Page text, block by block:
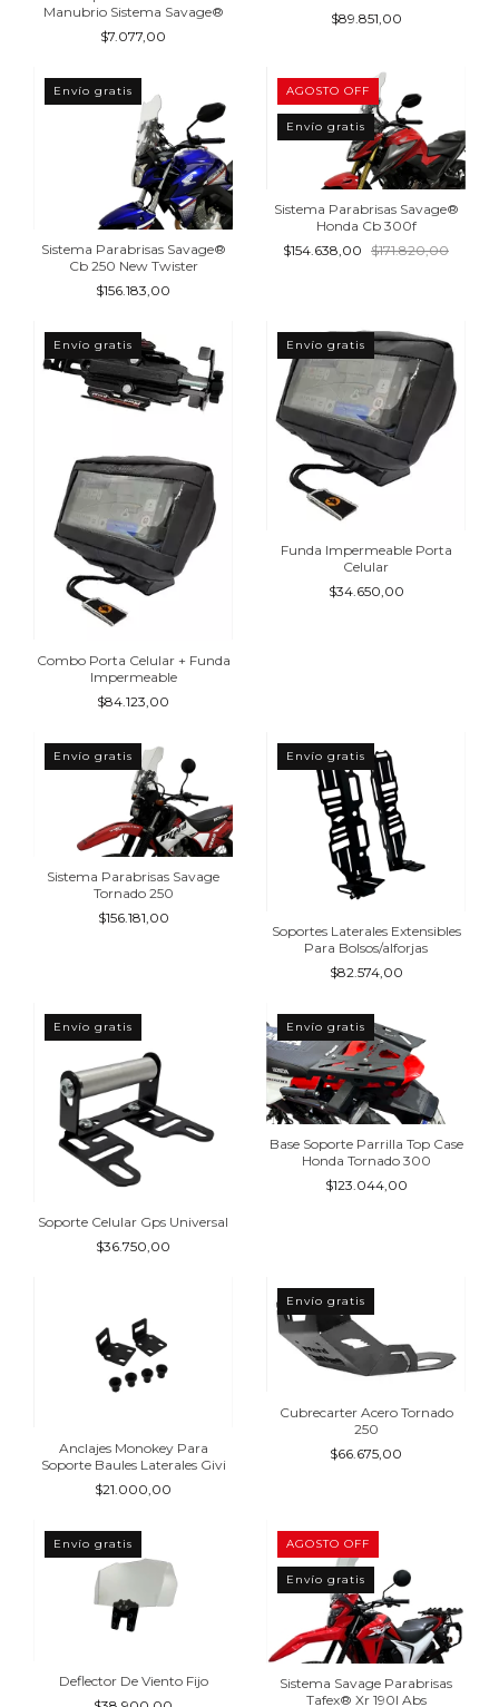
Manubrio Sistema Savage®
$7.077,00
$89.851,00
Envío gratis
Sistema Parabrisas Savage®
Cb 250 New Twister
$156.183,00
AGOSTO OFF
Envío gratis
Sistema Parabrisas Savage®
Honda Cb 300f
$154.638,00 $171.820,00
Envío gratis
Combo Porta Celular + Funda
Impermeable
$84.123,00
Envío gratis
Funda Impermeable Porta
Celular
$34.650,00
Envío gratis
Sistema Parabrisas Savage
Tornado 250
$156.181,00
Envío gratis
Soportes Laterales Extensibles
Para Bolsos/alforjas
$82.574,00
Envío gratis
Soporte Celular Gps Universal
$36.750,00
Envío gratis
Base Soporte Parrilla Top Case
Honda Tornado 300
$123.044,00
Anclajes Monokey Para
Soporte Baules Laterales Givi
$21.000,00
Envío gratis
Cubrecarter Acero Tornado
250
$66.675,00
Envío gratis
Deflector De Viento Fijo
AGOSTO OFF
Envío gratis
Sistema Savage Parabrisas
Tafex® Xr 190l Abs